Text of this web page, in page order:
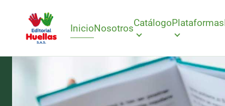
InicioNosotrosCatálogoPlataformas